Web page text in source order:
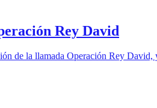
Rey David
de la llamada Operación Rey